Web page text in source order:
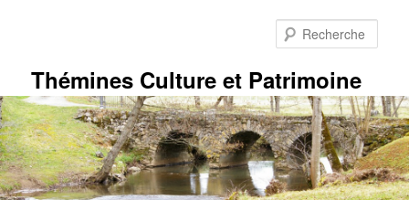
Thémines Culture et Patrimoine